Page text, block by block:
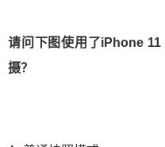
请问下图使用了iPhone
摄？